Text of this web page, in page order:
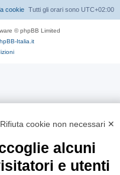
Tutti gli orari sono UTC+02:00
cookie
© phpBB Limited
Italia.it
Rifiuta cookie non necessari ✕
alcuni
e utenti